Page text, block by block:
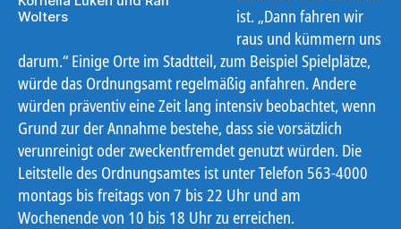
Wolters
ist. „Dann fahren wir
raus und kümmern uns
darum.“ Einige Orte im Stadtteil, zum Beispiel Spielplätze,
würde das Ordnungsamt regelmäßig anfahren. Andere
würden präventiv eine Zeit lang intensiv beobachtet, wenn
Grund zur der Annahme bestehe, dass sie vorsätzlich
verunreinigt oder zweckentfremdet genutzt würden. Die
Leitstelle des Ordnungsamtes ist unter Telefon 563-4000
montags bis freitags von 7 bis 22 Uhr und am
Wochenende von 10 bis 18 Uhr zu erreichen.